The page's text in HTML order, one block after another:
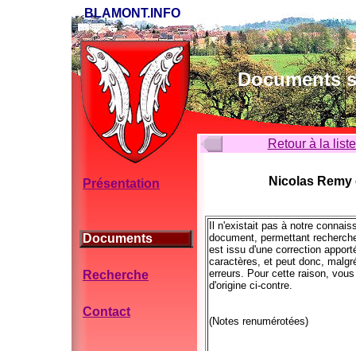
BLAMONT.INFO
Documents
Présentation
Documents
Recherche
Contact
Retour à la
Nicolas
Il n'existait pas à notre
document, permettant
est issu d'une correction
caractères, et peut donc,
erreurs. Pour cette raison,
d'origine ci-contre.
(Notes renumérotées)